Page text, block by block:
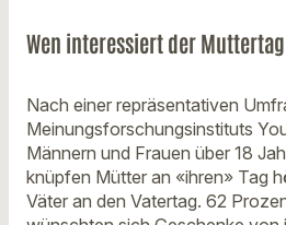
Wen interessiert der
Nach einer repräsentativen
Meinungsforschungsinstituts
Männern und Frauen über 18
knüpfen Mütter an «ihren» Tag
Väter an den Vatertag. 62